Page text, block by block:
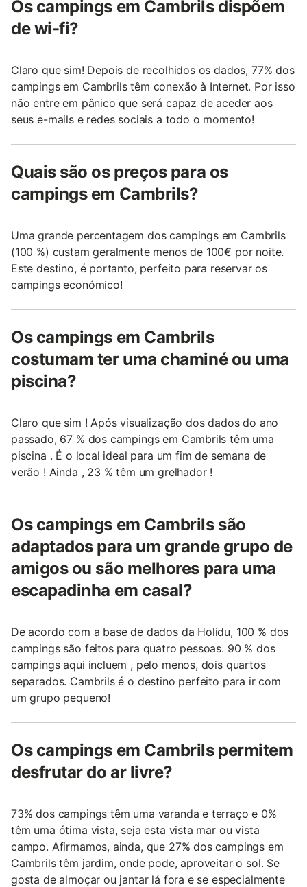
Os campings em Cambrils dispõem
de wi-fi?
Claro que sim! Depois de recolhidos os dados, 77% dos
campings em Cambrils têm conexão à Internet. Por isso
não entre em pânico que será capaz de aceder aos
seus e-mails e redes sociais a todo o momento!
Quais são os preços para os
campings em Cambrils?
Uma grande percentagem dos campings em Cambrils
(100 %) custam geralmente menos de 100€ por noite.
Este destino, é portanto, perfeito para reservar os
campings económico!
Os campings em Cambrils
costumam ter uma chaminé ou uma
piscina?
Claro que sim ! Após visualização dos dados do ano
passado, 67 % dos campings em Cambrils têm uma
piscina . É o local ideal para um fim de semana de
verão ! Ainda , 23 % têm um grelhador !
Os campings em Cambrils são
adaptados para um grande grupo de
amigos ou são melhores para uma
escapadinha em casal?
De acordo com a base de dados da Holidu, 100 % dos
campings são feitos para quatro pessoas. 90 % dos
campings aqui incluem , pelo menos, dois quartos
separados. Cambrils é o destino perfeito para ir com
um grupo pequeno!
Os campings em Cambrils permitem
desfrutar do ar livre?
73% dos campings têm uma varanda e terraço e 0%
têm uma ótima vista, seja esta vista mar ou vista
campo. Afirmamos, ainda, que 27% dos campings em
Cambrils têm jardim, onde pode, aproveitar o sol. Se
gosta de almoçar ou jantar lá fora e se especialmente